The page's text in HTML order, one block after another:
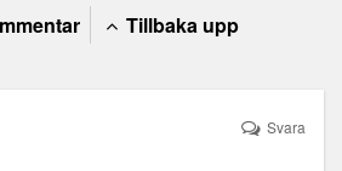
Tillbaka upp
Svara